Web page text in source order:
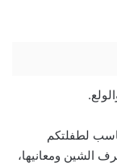
لطفلتكم
الشين ومعانيها،